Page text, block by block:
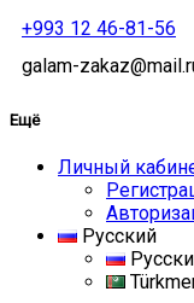
+993 12 46-81-56
galam-
Ещё
Личный
Русский